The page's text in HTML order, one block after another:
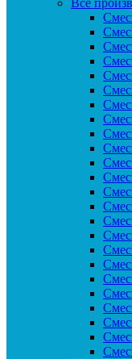
Все